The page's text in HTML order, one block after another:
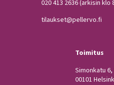
020 413 2636(arkisin klo
tilaukset@pellervo.fi
Toimitus
Simonkatu 6,
00101